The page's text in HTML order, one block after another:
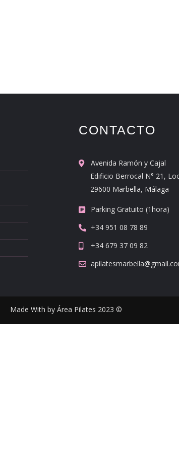
CONTACTO
Avenida Ramón y Cajal
Edificio Berrocal N° 21,
29600 Marbella, Málaga
Parking Gratuito (1hora)
+34 951 08 78 89
+34 679 37 09 82
Made With by Área Pilates 2023 ©